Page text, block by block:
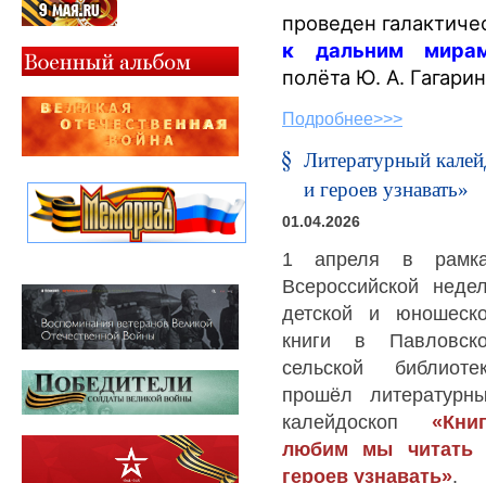
проведен
к дальним
полёта Ю. А.
Подробнее>>>
Литературный
и героев узнавать»
01.04.2026
1 апреля в
Всероссийской
детской и
книги в
сельской
прошёл
калейдоскоп
любим мы читать
героев узнавать».